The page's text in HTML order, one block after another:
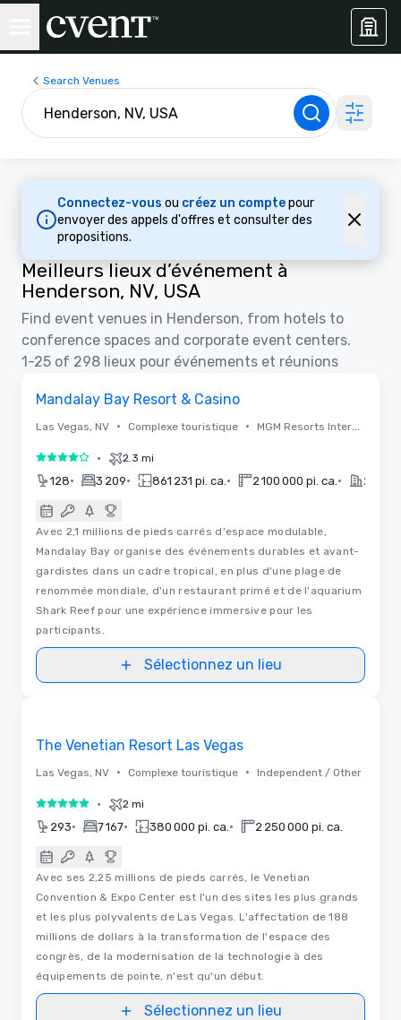
Search Venues
Connectez-vous ou créez un comptepour
envoyer des appels d'offres et consulter des
propositions.
Meilleurs lieux d’événement à
Henderson, NV, USA
Find event venues in Henderson, from hotels to
conference spaces and corporate event centers.
1-25 of 298 lieux pour événements et réunions
Mandalay Bay Resort & Casino
Las Vegas, NV • Complexe touristique • MGM Resorts International
4 sur 5 • 2.3 mi
128• 3 209• 861 231 pi. ca. • 2 100 000 pi. ca. •
Avec 2,1 millions de pieds carrés d'espace modulable,
Mandalay Bay organise des événements durables et avant-
gardistes dans un cadre tropical, en plus d'une plage de
renommée mondiale, d'un restaurant primé et de l'aquarium
Shark Reef pour une expérience immersive pour les
participants.
Sélectionnez un lieu
The Venetian Resort Las Vegas
Las Vegas, NV • Complexe touristique • Independent / Other
5 sur 5 • 2 mi
293• 7 167• 380 000 pi. ca. • 2 250 000 pi. ca.
Avec ses 2,25 millions de pieds carrés, le Venetian
Convention & Expo Center est l'un des sites les plus grands
et les plus polyvalents de Las Vegas. L'affectation de 188
millions de dollars à la transformation de l'espace des
congrès, de la modernisation de la technologie à des
équipements de pointe, n'est qu'un début.
Sélectionnez un lieu